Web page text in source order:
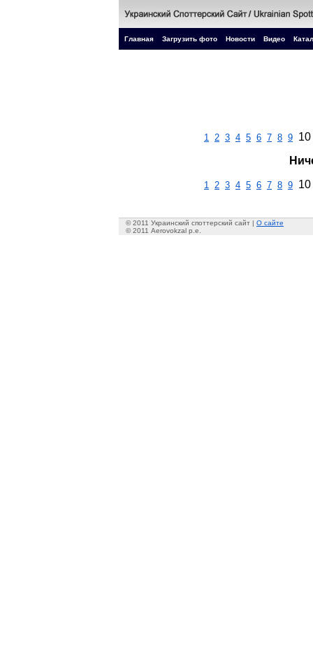
Главная Загрузить фото Новости Видео
1 2 3 4 5 6 7 8 9 10
1 2 3 4 5 6 7 8 9 10
© 2011 Украинский споттерский сайт | О сайте
© 2011 Aerovokzal p.e.